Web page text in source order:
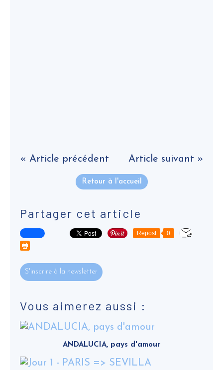
« Article précédent Article suivant »
Retour à l'accueil
Partager cet article
Repost 0
S'inscrire à la newsletter
Vous aimerez aussi :
ANDALUCIA, pays d'amour